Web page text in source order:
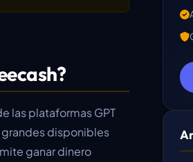
las plataformas GPT
grandes disponibles
ganar dinero